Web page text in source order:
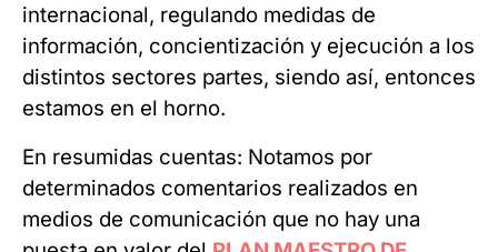
internacional, regulando medidas de
información, concientización y ejecución a los
distintos sectores partes, siendo así, entonces
estamos en el horno.
En resumidas cuentas: Notamos por
determinados comentarios realizados en
medios de comunicación que no hay una